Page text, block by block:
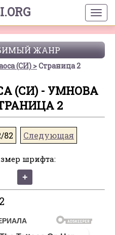
ЖАНР
(СИ) Страница 2
(СИ) - УМНОВА
2
82 Следующая
шрифта:
2